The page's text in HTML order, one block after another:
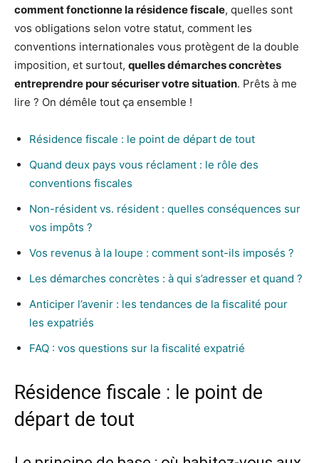
comment fonctionne la résidence fiscale, quelles sont
vos obligations selon votre statut, comment les
conventions internationales vous protègent de la double
imposition, et surtout, quelles démarches concrètes
entreprendre pour sécuriser votre situation. Prêts à me
lire ? On démêle tout ça ensemble !
Résidence fiscale : le point de départ de tout
Quand deux pays vous réclament : le rôle des
conventions fiscales
Non-résident vs. résident : quelles conséquences sur
vos impôts ?
Vos revenus à la loupe : comment sont-ils imposés ?
Les démarches concrètes : à qui s’adresser et quand ?
Anticiper l’avenir : les tendances de la fiscalité pour
les expatriés
FAQ : vos questions sur la fiscalité expatrié
Résidence fiscale : le point de
départ de tout